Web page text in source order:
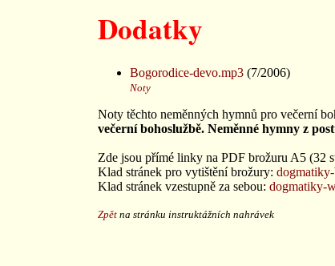
Dodatky
Bogorodice-devo.mp3 (7/2006)
Noty
Noty těchto neměnných hymnů pro večerní
večerní bohoslužbě. Neměnné hymny z
Zde jsou přímé linky na PDF brožuru A5 (32
Klad stránek pro vytištění brožury:
Klad stránek vzestupně za sebou: dogmatiky-
Zpět na stránku instruktážních nahrávek